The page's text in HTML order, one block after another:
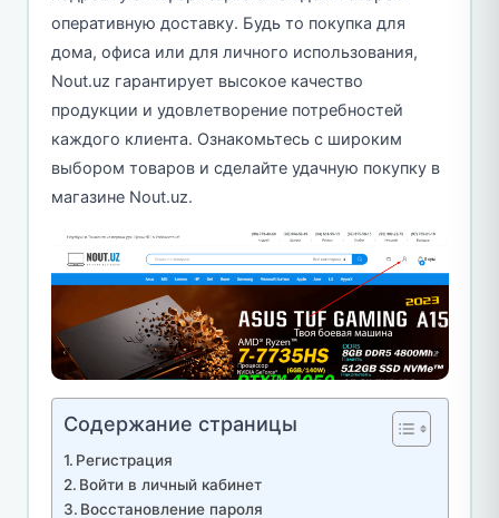
оперативную доставку. Будь то покупка для
дома, офиса или для личного использования,
Nout.uz гарантирует высокое качество
продукции и удовлетворение потребностей
каждого клиента. Ознакомьтесь с широким
выбором товаров и сделайте удачную покупку в
магазине Nout.uz.
Содержание страницы
Регистрация
Войти в личный кабинет
Восстановление пароля